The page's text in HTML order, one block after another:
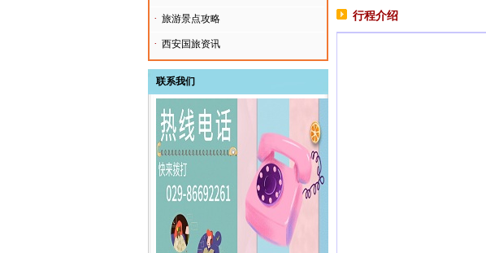
· 旅游景点攻略
· 西安国旅资讯
联系我们
行程介绍